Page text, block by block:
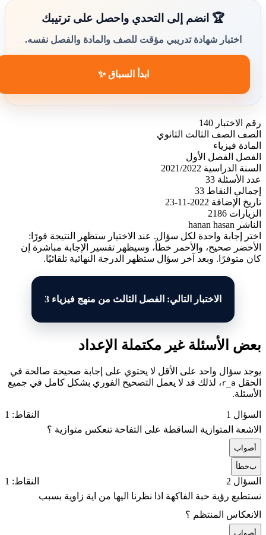
🏆 انضم إلى التحدي واحصل على ترتيبك
اختبار شهادة تدريبي مؤقت للصف والمادة والفصل نفسه.
ابدأ السباق ✨
رقم الاختبار 140
الصف
الصف الثالث الثانوي
المادة فيزياء
الفصل
الفصل الأول
السنة الدراسية 2021/2022
عدد الأسئلة 33
إجمالي النقاط 33
تاريخ الإضافة 2022-11-23
الزيارات 2186
الناشر hanan hasan
اختر إجابة واحدة لكل سؤال. عند الاختيار ستظهر النتيجة فورًا:
الأخضر صحيح، والأحمر خطأ، وسيظهر تفسير الإجابة مباشرة إن
كان متوفرًا. وبعد آخر سؤال ستظهر الدرجة النهائية تلقائيًا.
الاختبار التالي: الفصل الثالث من منهج فيزياء 3
بعض الأسئلة غير مكتملة الإعداد
يوجد سؤال واحد على الأقل لا يحتوي على إجابة صحيحة صالحة في
الحقل r_a، لذلك قد لا يعمل التصحيح الفوري بشكل كامل في جميع
الأسئلة.
السؤال 1
النقاط: 1
الاشعة المتوازية الساقطة على التفاحة تنعكس متوازية ؟
صواب
بخطأ
السؤال 2
النقاط: 1
نستطيع رؤية حبة الفاكهة اذا نظرنا اليها من اية زاوية بسبب
الانعكاس المنتظم ؟
صواب